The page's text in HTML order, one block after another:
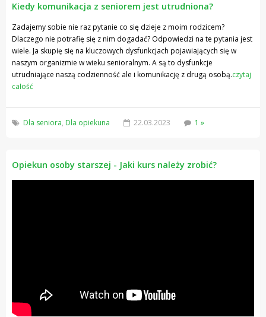
Kiedy komunikacja z seniorem jest utrudniona?
Zadajemy sobie nie raz pytanie co się dzieje z moim rodzicem?
Dlaczego nie potrafię się z nim dogadać? Odpowiedzi na te pytania jest
wiele. Ja skupię się na kluczowych dysfunkcjach pojawiających się w
naszym organizmie w wieku senioralnym. A są to dysfunkcje
utrudniające naszą codzienność ale i komunikację z drugą osobą.czytaj
całość
Dla seniora, Dla opiekuna 22.03.2023 1 »
Opiekun osoby starszej - Jaki kurs należy zrobić?